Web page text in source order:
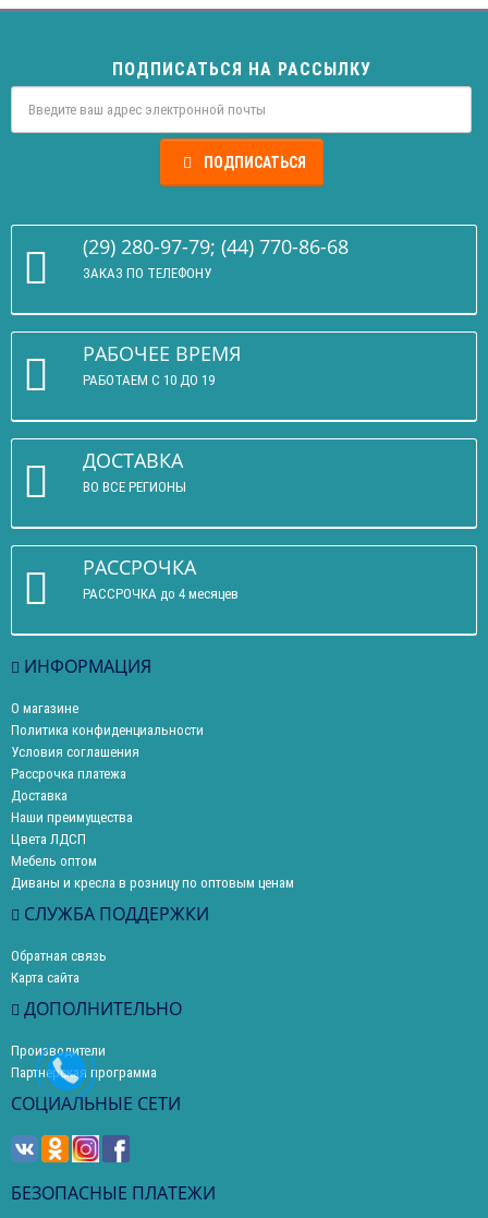
ПОДПИСАТЬСЯ НА РАССЫЛКУ
ПОДПИСАТЬСЯ
(29) 280-97-79; (44) 770-86-68
ЗАКАЗ ПО ТЕЛЕФОНУ
РАБОЧЕЕ ВРЕМЯ
РАБОТАЕМ С 10 ДО 19
ДОСТАВКА
ВО ВСЕ РЕГИОНЫ
РАССРОЧКА
РАССРОЧКА до 4 месяцев
ИНФОРМАЦИЯ
О магазине
Политика конфиденциальности
Условия соглашения
Рассрочка платежа
Доставка
Наши преимущества
Цвета ЛДСП
Мебель оптом
Диваны и кресла в розницу по оптовым ценам
СЛУЖБА ПОДДЕРЖКИ
Обратная связь
Карта сайта
ДОПОЛНИТЕЛЬНО
Производители
Партнерская программа
СОЦИАЛЬНЫЕ СЕТИ
БЕЗОПАСНЫЕ ПЛАТЕЖИ